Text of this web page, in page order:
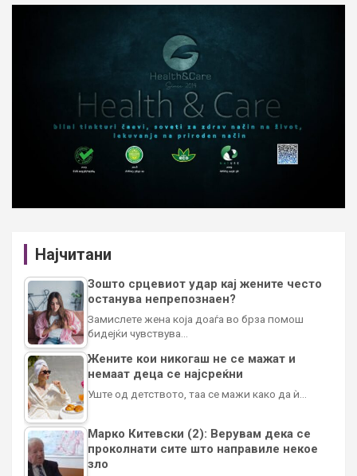
Најчитани
Зошто срцевиот удар кај жените често
останува непрепознаен?
Замислете жена која доаѓа во брза помош
бидејќи чувствува…
Жените кои никогаш не се мажат и
немаат деца се најсреќни
Уште од детството, таа се мажи како да ѝ…
Марко Китевски (2): Верувам дека се
проколнати сите што направиле некое
зло